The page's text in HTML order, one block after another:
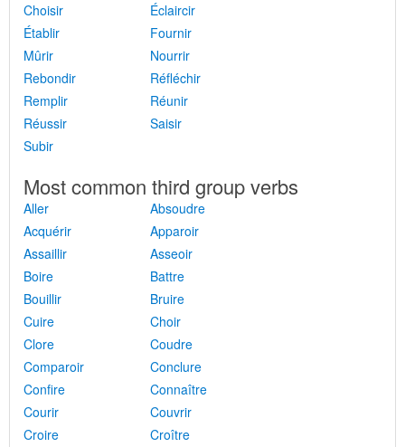
Choisir
Éclaircir
Établir
Fournir
Mûrir
Nourrir
Rebondir
Réfléchir
Remplir
Réunir
Réussir
Saisir
Subir
Most common third group verbs
Aller
Absoudre
Acquérir
Apparoir
Assaillir
Asseoir
Boire
Battre
Bouillir
Bruire
Cuire
Choir
Clore
Coudre
Comparoir
Conclure
Confire
Connaître
Courir
Couvrir
Croire
Croître